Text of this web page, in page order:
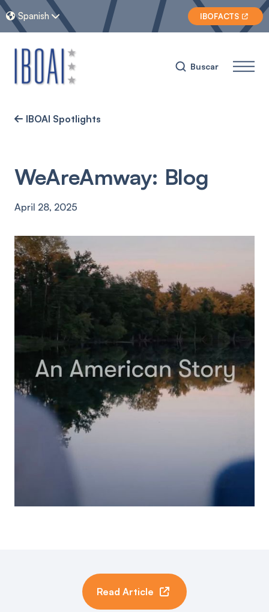
 Spanish  IBOFACTS 
Buscar
 IBOAI Spotlights
WeAreAmway: Blog
April 28, 2025
Read Article 